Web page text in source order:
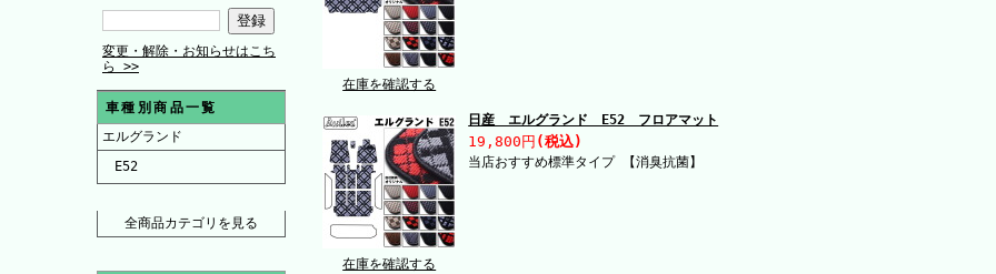
変更・解除・お知らせはこち
ら >>
車種別商品一覧
エルグランド
E52
全商品カテゴリを見る
在庫を確認する
在庫を確認する
日産 エルグランド E52 フロアマット
19,800円 (税込)
当店おすすめ標準タイプ 【消臭抗菌】